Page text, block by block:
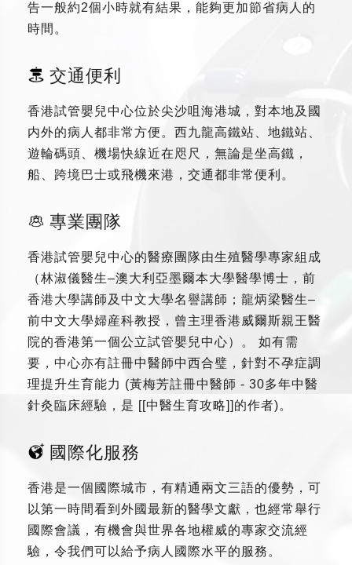
告一般約2個小時就有結果，能夠更加節省病人的
時間。
交通便利
香港試管嬰兒中心位於尖沙咀海港城，對本地及國
内外的病人都非常方便。西九龍高鐵站、地鐵站、
遊輪碼頭、機場快線近在咫尺，無論是坐高鐵，
船、跨境巴士或飛機來港，交通都非常便利。
專業團隊
香港試管嬰兒中心的醫療團隊由生殖醫學專家組成
（林淑儀醫生–澳大利亞墨爾本大學醫學博士，前
香港大學講師及中文大學名譽講師；龍炳梁醫生–
前中文大學婦産科教授，曾主理香港威爾斯親王醫
院的香港第一個公立試管嬰兒中心）。 如有需
要，中心亦有註冊中醫師中西合璧，針對不孕症調
理提升生育能力 (黃梅芳註冊中醫師 - 30多年中醫
針灸臨床經驗，是 [[中醫生育攻略]]的作者)。
國際化服務
香港是一個國際城市，有精通兩文三語的優勢，可
以第一時間看到外國最新的醫學文獻，也經常舉行
國際會議，有機會與世界各地權威的專家交流經
驗，令我們可以給予病人國際水平的服務。